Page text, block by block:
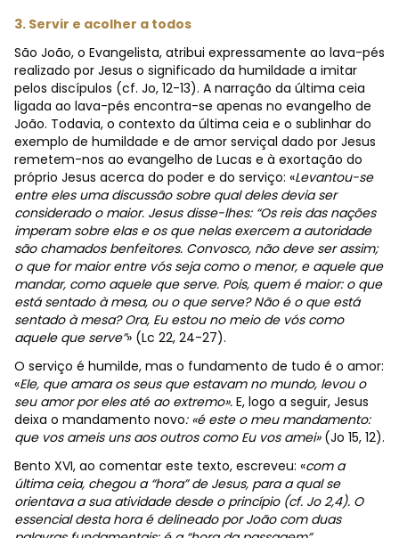
3. Servir e acolher a todos
São João, o Evangelista, atribui expressamente ao lava-pés
realizado por Jesus o significado da humildade a imitar
pelos discípulos (cf. Jo, 12-13). A narração da última ceia
ligada ao lava-pés encontra-se apenas no evangelho de
João. Todavia, o contexto da última ceia e o sublinhar do
exemplo de humildade e de amor serviçal dado por Jesus
remetem-nos ao evangelho de Lucas e à exortação do
próprio Jesus acerca do poder e do serviço: «Levantou-se
entre eles uma discussão sobre qual deles devia ser
considerado o maior. Jesus disse-lhes: “Os reis das nações
imperam sobre elas e os que nelas exercem a autoridade
são chamados benfeitores. Convosco, não deve ser assim;
o que for maior entre vós seja como o menor, e aquele que
mandar, como aquele que serve. Pois, quem é maior: o que
está sentado à mesa, ou o que serve? Não é o que está
sentado à mesa? Ora, Eu estou no meio de vós como
aquele que serve”» (Lc 22, 24-27).
O serviço é humilde, mas o fundamento de tudo é o amor:
«Ele, que amara os seus que estavam no mundo, levou o
seu amor por eles até ao extremo». E, logo a seguir, Jesus
deixa o mandamento novo: «é este o meu mandamento:
que vos ameis uns aos outros como Eu vos amei» (Jo 15, 12).
Bento XVI, ao comentar este texto, escreveu: «com a
última ceia, chegou a “hora” de Jesus, para a qual se
orientava a sua atividade desde o princípio (cf. Jo 2,4). O
essencial desta hora é delineado por João com duas